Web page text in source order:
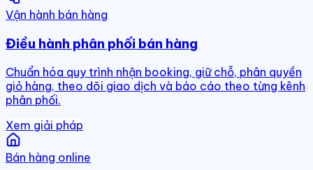
Vận hành bán hàng
Điều hành phân phối bán hàng
Chuẩn hóa quy trình nhận booking, giữ chỗ, phân quyền
giỏ hàng, theo dõi giao dịch và báo cáo theo từng kênh
phân phối.
Xem giải pháp
Bán hàng online